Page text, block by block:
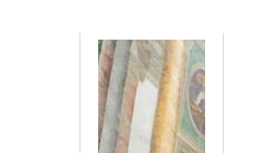
entradas